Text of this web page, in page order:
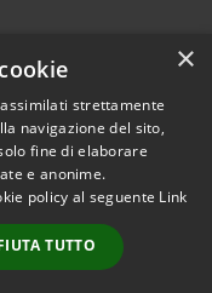
Whatsapp
© 2026 • Comune
Municipium
Admin
access
×
strettamente
navigazione del sito,
fine di elaborare
e anonime.
policy al seguente Link
TUTTO